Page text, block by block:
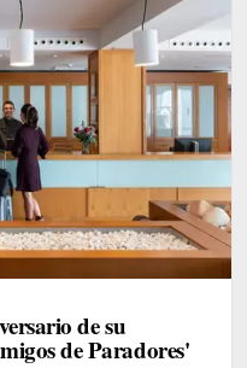
de su
de Paradores'